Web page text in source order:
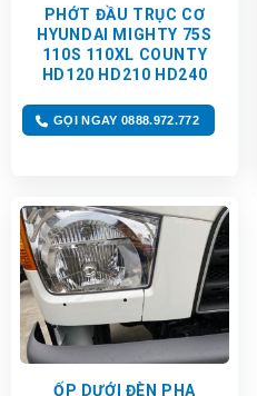
PHỚT ĐẦU TRỤC CƠ
HYUNDAI MIGHTY 75S
110S 110XL COUNTY
HD120 HD210 HD240
GỌI NGAY 0888.972.772
ỐP DƯỚI ĐÈN PHA